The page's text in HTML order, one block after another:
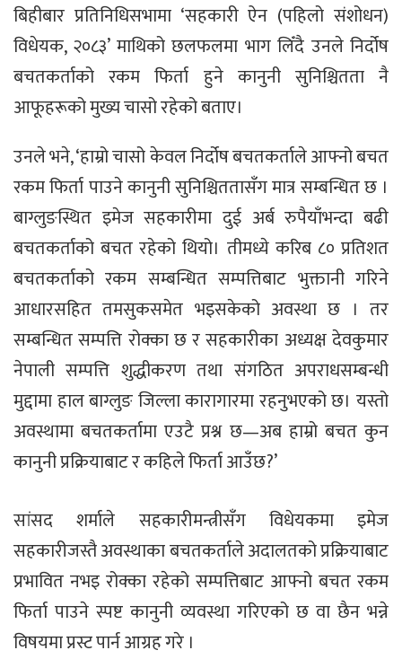
बिहीबार प्रतिनिधिसभामा ‘सहकारी ऐन (पहिलो संशोधन)
विधेयक, २०८३’ माथिको छलफलमा भाग लिँदै उनले निर्दोष
बचतकर्ताको रकम फिर्ता हुने कानुनी सुनिश्चितता नै
आफूहरूको मुख्य चासो रहेको बताए।
उनले भने, ‘हाम्रो चासो केवल निर्दोष बचतकर्ताले आफ्नो बचत
रकम फिर्ता पाउने कानुनी सुनिश्चिततासँग मात्र सम्बन्धित छ ।
बाग्लुङस्थित इमेज सहकारीमा दुई अर्ब रुपैयाँभन्दा बढी
बचतकर्ताको बचत रहेको थियो। तीमध्ये करिब ८० प्रतिशत
बचतकर्ताको रकम सम्बन्धित सम्पत्तिबाट भुक्तानी गरिने
आधारसहित तमसुकसमेत भइसकेको अवस्था छ । तर
सम्बन्धित सम्पत्ति रोक्का छ र सहकारीका अध्यक्ष देवकुमार
नेपाली सम्पत्ति शुद्धीकरण तथा संगठित अपराधसम्बन्धी
मुद्दामा हाल बाग्लुङ जिल्ला कारागारमा रहनुभएको छ। यस्तो
अवस्थामा बचतकर्तामा एउटै प्रश्न छ—अब हाम्रो बचत कुन
कानुनी प्रक्रियाबाट र कहिले फिर्ता आउँछ?’
सांसद शर्माले सहकारीमन्त्रीसँग विधेयकमा इमेज
सहकारीजस्तै अवस्थाका बचतकर्ताले अदालतको प्रक्रियाबाट
प्रभावित नभइ रोक्का रहेको सम्पत्तिबाट आफ्नो बचत रकम
फिर्ता पाउने स्पष्ट कानुनी व्यवस्था गरिएको छ वा छैन भन्ने
विषयमा प्रस्ट पार्न आग्रह गरे ।